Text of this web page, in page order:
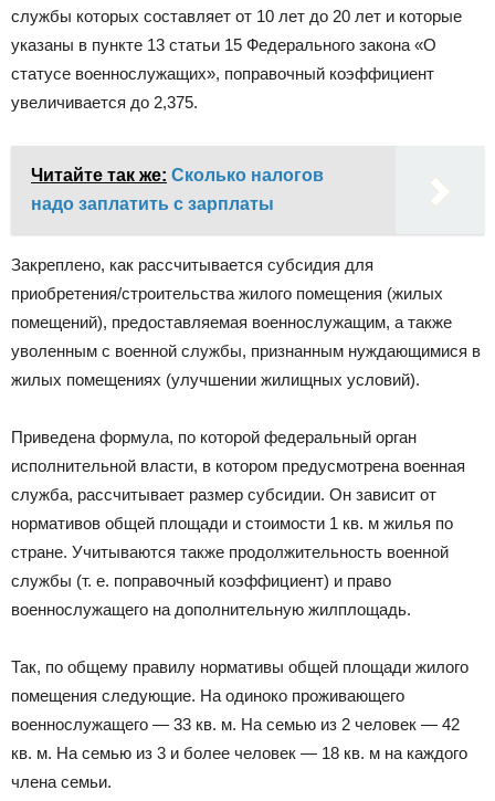
службы которых составляет от 10 лет до 20 лет и которые
указаны в пункте 13 статьи 15 Федерального закона «О
статусе военнослужащих», поправочный коэффициент
увеличивается до 2,375.
Читайте так же: Сколько налогов
надо заплатить с зарплаты
Закреплено, как рассчитывается субсидия для
приобретения/строительства жилого помещения (жилых
помещений), предоставляемая военнослужащим, а также
уволенным с военной службы, признанным нуждающимися в
жилых помещениях (улучшении жилищных условий).
Приведена формула, по которой федеральный орган
исполнительной власти, в котором предусмотрена военная
служба, рассчитывает размер субсидии. Он зависит от
нормативов общей площади и стоимости 1 кв. м жилья по
стране. Учитываются также продолжительность военной
службы (т. е. поправочный коэффициент) и право
военнослужащего на дополнительную жилплощадь.
Так, по общему правилу нормативы общей площади жилого
помещения следующие. На одиноко проживающего
военнослужащего — 33 кв. м. На семью из 2 человек — 42
кв. м. На семью из 3 и более человек — 18 кв. м на каждого
члена семьи.